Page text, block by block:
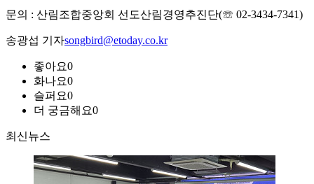
문의 : 산림조합중앙회 선도산림경영추진단(☏ 02-3434-7341)
송광섭 기자songbird@etoday.co.kr
좋아요0
화나요0
슬퍼요0
더 궁금해요0
최신뉴스